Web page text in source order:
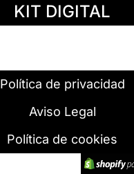
KIT DIGITAL
Política de privacidad
Aviso Legal
Política de cookies